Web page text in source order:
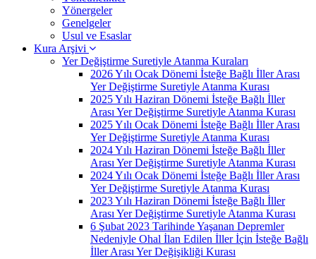
Yönergeler
Genelgeler
Usul ve Esaslar
Kura Arşivi
Yer Değiştirme Suretiyle Atanma Kuraları
2026 Yılı Ocak Dönemi İsteğe Bağlı İller Arası
Yer Değiştirme Suretiyle Atanma Kurası
2025 Yılı Haziran Dönemi İsteğe Bağlı İller
Arası Yer Değiştirme Suretiyle Atanma Kurası
2025 Yılı Ocak Dönemi İsteğe Bağlı İller Arası
Yer Değiştirme Suretiyle Atanma Kurası
2024 Yılı Haziran Dönemi İsteğe Bağlı İller
Arası Yer Değiştirme Suretiyle Atanma Kurası
2024 Yılı Ocak Dönemi İsteğe Bağlı İller Arası
Yer Değiştirme Suretiyle Atanma Kurası
2023 Yılı Haziran Dönemi İsteğe Bağlı İller
Arası Yer Değiştirme Suretiyle Atanma Kurası
6 Şubat 2023 Tarihinde Yaşanan Depremler
Nedeniyle Ohal İlan Edilen İller İçin İsteğe Bağlı
İller Arası Yer Değişikliği Kurası